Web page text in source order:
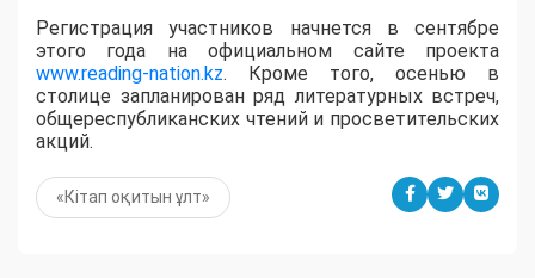
Регистрация участников начнется в сентябре
этого года на официальном сайте проекта
www.reading-nation.kz. Кроме того, осенью в
столице запланирован ряд литературных встреч,
общереспубликанских чтений и просветительских
акций.
«Кітап оқитын ұлт»